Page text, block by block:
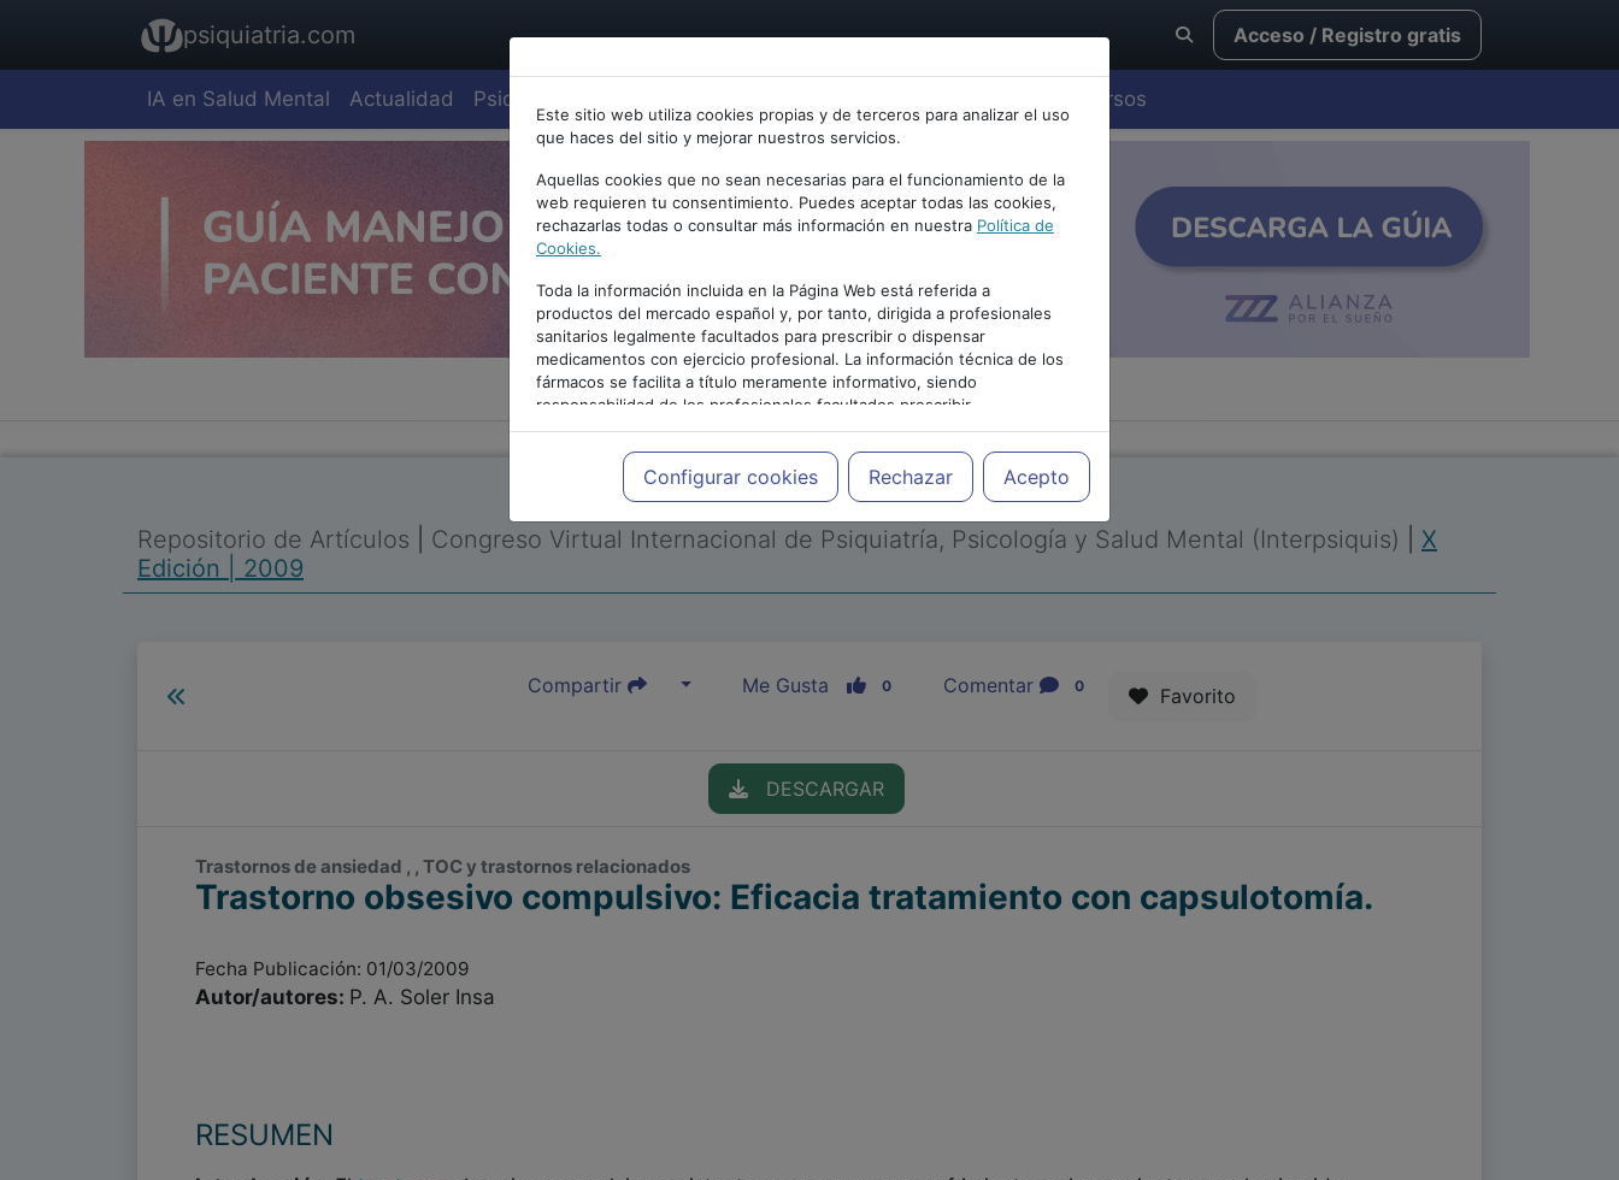
psiquiatria.com Acceso / Registro gratis
IA en Salud Mental Actualidad Psiquiatría Cursos
Este sitio web utiliza cookies propias y de terceros para analizar el uso
que haces del sitio y mejorar nuestros servicios.
Aquellas cookies que no sean necesarias para el funcionamiento de la
web requieren tu consentimiento. Puedes aceptar todas las cookies,
rechazarlas todas o consultar más información en nuestra Política de
Cookies.
Toda la información incluida en la Página Web está referida a
productos del mercado español y, por tanto, dirigida a profesionales
sanitarios legalmente facultados para prescribir o dispensar
medicamentos con ejercicio profesional. La información técnica de los
fármacos se facilita a título meramente informativo, siendo
responsabilidad de los profesionales facultados prescribir
medicamentos y decidir, en cada caso concreto, el tratamiento más
adecuado a las necesidades del paciente.
Configurar cookies Rechazar Acepto
PUBLICIDAD
Repositorio de Artículos Congreso Virtual Internacional de Psiquiatría, Psicología y Salud Mental (Interpsiquis)
X
Edición | 2009
Compartir Me Gusta 0 Comentar 0 Favorito
DESCARGAR
Trastornos de ansiedad , , TOC y trastornos relacionados
Trastorno obsesivo compulsivo: Eficacia tratamiento con capsulotomía.
Fecha Publicación: 01/03/2009
Autor/autores: P. A. Soler Insa
RESUMEN